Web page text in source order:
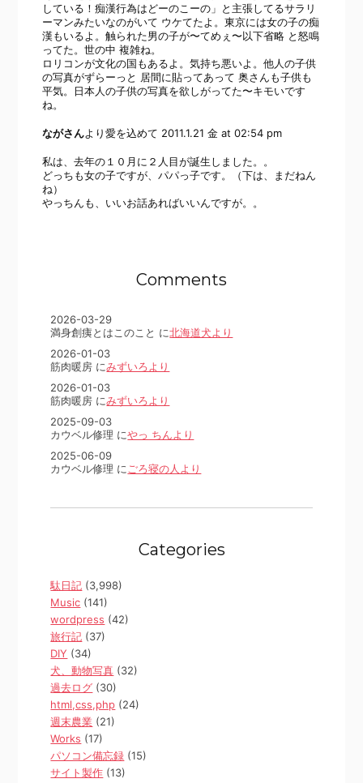
している！痴漢行為はどーのこーの」と主張してるサラリ
ーマンみたいなのがいて ウケてたよ。東京には女の子の痴
漢もいるよ。触られた男の子が〜てめぇ〜以下省略 と怒鳴
ってた。世の中 複雑ね。
ロリコンが文化の国もあるよ。気持ち悪いよ。他人の子供
の写真がずらーっと 居間に貼ってあって 奥さんも子供も
平気。日本人の子供の写真を欲しがってた〜キモいです
ね。
ながさんより愛を込めて 2011.1.21 金 at 02:54 pm
私は、去年の１０月に２人目が誕生しました。。
どっちも女の子ですが、パパっ子です。（下は、まだねん
ね）
やっちんも、いいお話あればいいんですが。。
Comments
2026-03-29
満身創痍とはこのこと に北海道犬より
2026-01-03
筋肉暖房 にみずいろより
2026-01-03
筋肉暖房 にみずいろより
2025-09-03
カウベル修理 にやっ ちんより
2025-06-09
カウベル修理 に ごろ寝の人より
Categories
駄日記 (3,998)
Music (141)
wordpress (42)
旅行記 (37)
DIY (34)
犬、動物写真 (32)
過去ログ (30)
html,css,php (24)
週末農業 (21)
Works (17)
パソコン備忘録 (15)
サイト製作 (13)